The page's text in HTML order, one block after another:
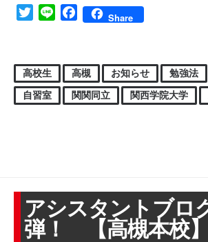
TwitterLine FacebookShare
高校生 高槻 お知らせ 勉強法
自習室
関関同立 関西学院大学
アシスタントブロ
弾！ 【高槻本校】